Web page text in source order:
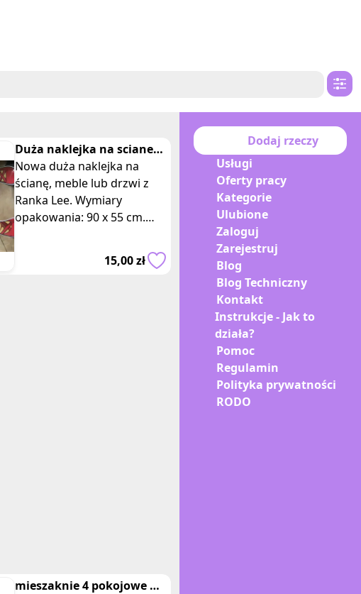
Duża naklejka na sciane
Ranka Lee
Nowa duża naklejka na
ścianę, meble lub drzwi z
Ranka Lee. Wymiary
opakowania: 90 x 55 cm.
popularnej bajki anim
15,00 zł
mieszaknie 4 pokojowe w
Dodaj rzeczy
Usługi
Oferty pracy
Kategorie
Ulubione
Zaloguj
Zarejestruj
Blog
Blog Techniczny
Kontakt
Instrukcje - Jak to
działa?
Pomoc
Regulamin
Polityka prywatności
RODO